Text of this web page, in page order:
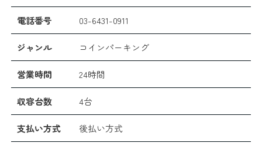
電話番号 03-6431-0911
ジャンル コインパーキング
営業時間 24時間
収容台数 4台
支払い方式 後払い方式